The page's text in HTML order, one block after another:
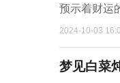
预示着财运
2024-10-03
梦见白菜